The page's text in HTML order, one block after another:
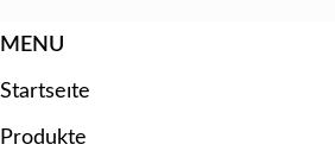
MENU
Startseıte
Produkte